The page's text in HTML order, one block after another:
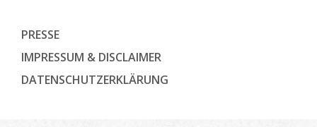
PRESSE
IMPRESSUM & DISCLAIMER
DATENSCHUTZ­ERKLÄRUNG